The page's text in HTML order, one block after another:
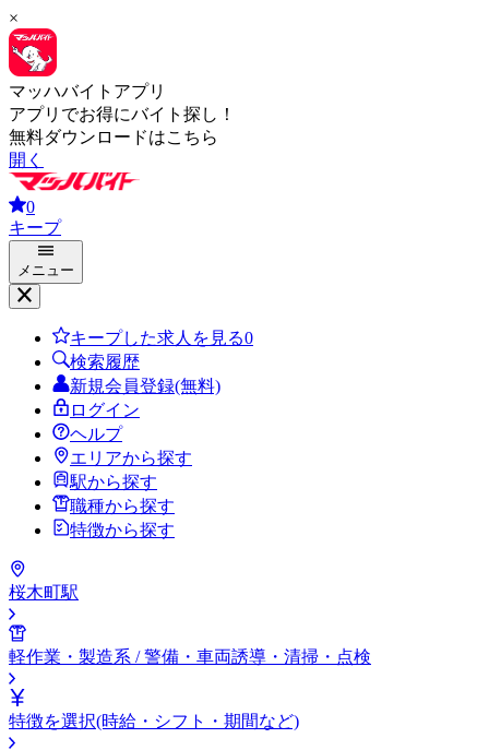
×
マッハバイトアプリ
アプリでお得にバイト探し！
無料ダウンロードはこちら
開く
0
キープ
メニュー
キープした求人を見る0
検索履歴
新規会員登録(無料)
ログイン
ヘルプ
エリアから探す
駅から探す
職種から探す
特徴から探す
桜木町駅
軽作業・製造系 / 警備・車両誘導・清掃・点検
特徴を選択(時給・シフト・期間など)